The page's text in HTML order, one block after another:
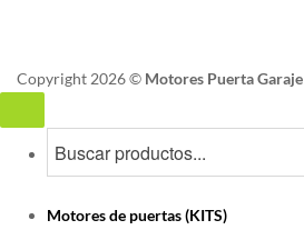
Copyright 2026 © Motores Puerta Garaje
Motores de puertas (KITS)